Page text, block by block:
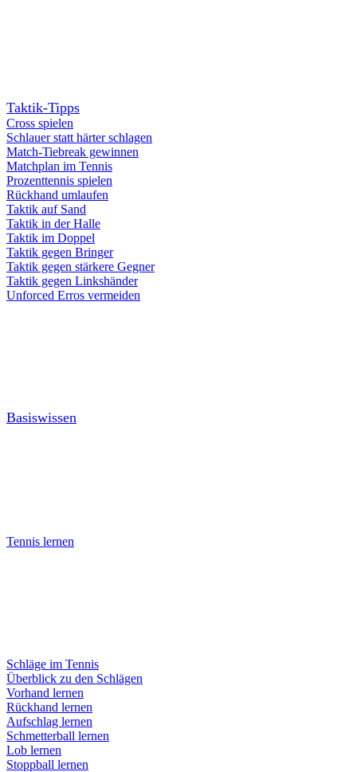
Taktik-Tipps
Cross spielen
Schlauer statt härter schlagen
Match-Tiebreak gewinnen
Matchplan im Tennis
Prozenttennis spielen
Rückhand umlaufen
Taktik auf Sand
Taktik in der Halle
Taktik im Doppel
Taktik gegen Bringer
Taktik gegen stärkere Gegner
Taktik gegen Linkshänder
Unforced Erros vermeiden
Basiswissen
Tennis lernen
Schläge im Tennis
Überblick zu den Schlägen
Vorhand lernen
Rückhand lernen
Aufschlag lernen
Schmetterball lernen
Lob lernen
Stoppball lernen